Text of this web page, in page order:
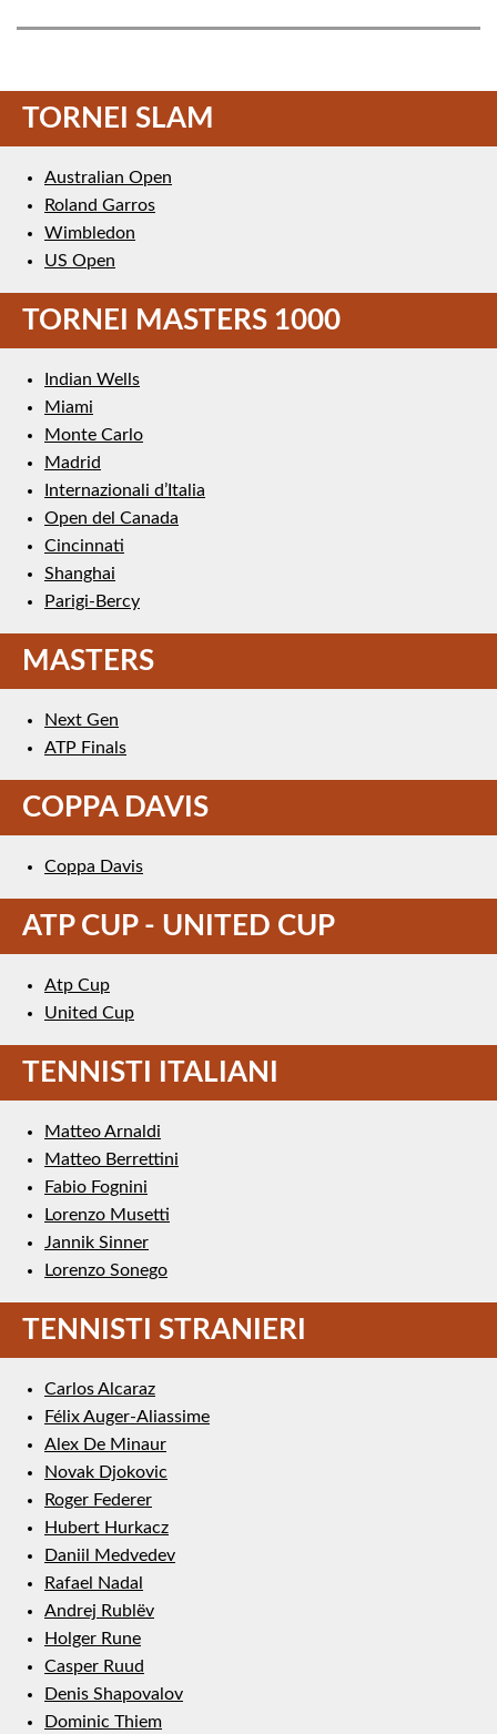
TORNEI SLAM
Australian Open
Roland Garros
Wimbledon
US Open
TORNEI MASTERS 1000
Indian Wells
Miami
Monte Carlo
Madrid
Internazionali d’Italia
Open del Canada
Cincinnati
Shanghai
Parigi-Bercy
MASTERS
Next Gen
ATP Finals
COPPA DAVIS
Coppa Davis
ATP CUP - UNITED CUP
Atp Cup
United Cup
TENNISTI ITALIANI
Matteo Arnaldi
Matteo Berrettini
Fabio Fognini
Lorenzo Musetti
Jannik Sinner
Lorenzo Sonego
TENNISTI STRANIERI
Carlos Alcaraz
Félix Auger-Aliassime
Alex De Minaur
Novak Djokovic
Roger Federer
Hubert Hurkacz
Daniil Medvedev
Rafael Nadal
Andrej Rublëv
Holger Rune
Casper Ruud
Denis Shapovalov
Dominic Thiem